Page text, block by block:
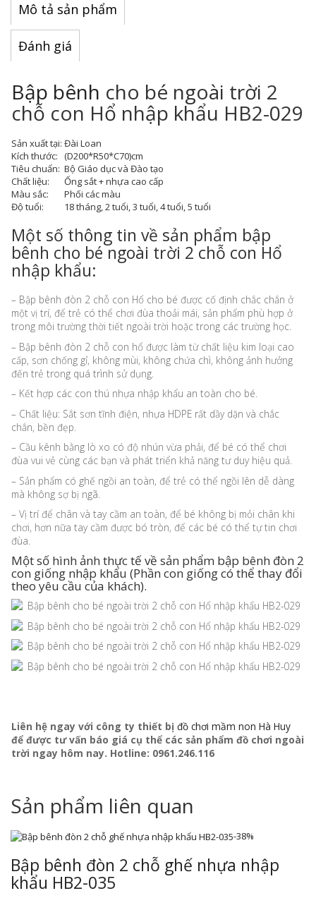
Mô tả sản phẩm
Đánh giá
Bập bênh cho bé ngoài trời 2
chỗ con Hổ nhập khẩu HB2-029
Sản xuất tại: Đài Loan
Kích thước: (D200*R50*C70)cm
Tiêu chuẩn: Bộ Giáo dục và Đào tạo
Chất liệu:
Ống sắt + nhựa cao cấp
Màu sắc:
Phối các màu
Độ tuổi:
18 tháng, 2 tuổi, 3 tuổi, 4 tuổi, 5 tuổi
Một số thông tin về sản phẩm bập
bênh cho bé ngoài trời 2 chỗ con Hổ
nhập khẩu:
– Bập bênh đòn 2 chỗ con Hổ cho bé được cố định chắc chắn ở
một vị trí, để trẻ có thể chơi đùa thoải mái, sản phẩm phù hợp ở
trong môi trường thời tiết ngoài trời hoặc trong các trường học.
– Bập bênh đòn 2 chỗ con hổ được làm từ chất liệu kim loại cao
cấp, sơn chống gỉ, không mùi, không chứa chì, không ảnh hưởng
đến trẻ trong quá trình sử dụng.
– Kết hợp các con thú nhựa nhập khẩu an toàn cho bé.
– Chất liệu: Sắt sơn tĩnh điện, nhựa HDPE rất dầy dặn và chắc
chắn, bền đẹp.
– Cầu kênh bằng lò xo có độ nhún vừa phải, để bé có thể chơi
đùa vui vẻ cùng các bạn và phát triển khả năng tư duy hiệu quả.
– Sản phẩm có ghế ngồi an toàn, để trẻ có thể ngồi lên dễ dàng
mà không sợ bị ngã.
– Vị trí để chân và tay cầm an toàn, để bé không bị mỏi chân khi
chơi, hơn nữa tay cầm được bó tròn, để các bé có thể tự tin chơi
đùa.
Một số hình ảnh thực tế về sản phẩm bập bênh đòn 2
con giống nhập khẩu (Phần con giống có thể thay đổi
theo yêu cầu của khách).
Liên hệ ngay với công ty thiết bị đồ chơi mầm non Hà Huy
để được tư vấn báo giá cụ thể các sản phẩm đồ chơi ngoài
trời ngay hôm nay. Hotline: 0961.246.116
Sản phẩm liên quan
-38%
Bập bênh đòn 2 chỗ ghế nhựa nhập
khẩu HB2-035